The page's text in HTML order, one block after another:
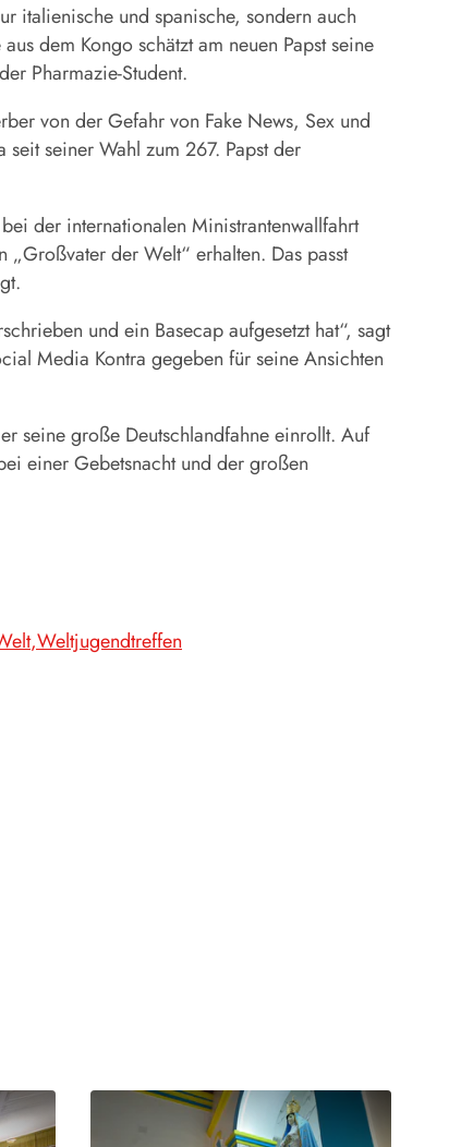
italienische und spanische, sondern auch
dem Kongo schätzt am neuen Papst seine
Pharmazie-Student.
von der Gefahr von Fake News, Sex und
seiner Wahl zum 267. Papst der
der internationalen Ministrantenwallfahrt
der Welt“ erhalten. Das passt
und ein Basecap aufgesetzt hat“, sagt
Media Kontra gegeben für seine Ansichten
seine große Deutschlandfahne einrollt. Auf
einer Gebetsnacht und der großen
Weltjugendtreffen